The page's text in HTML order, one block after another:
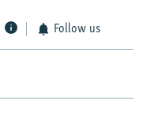
Follow us